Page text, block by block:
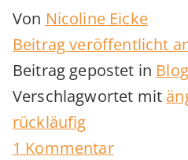
Von Nicoline Eicke
Beitrag veröffentlicht
Beitrag gepostet in Blog
Verschlagwortet mit
rückläufig
1 Kommentarzu